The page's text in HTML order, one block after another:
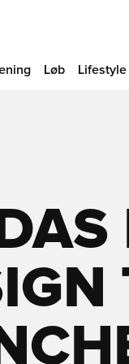
Løb Lifestyle